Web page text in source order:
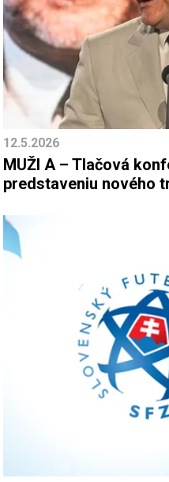
12.5.2026
MUŽI A – Tlačová
predstaveniu nového